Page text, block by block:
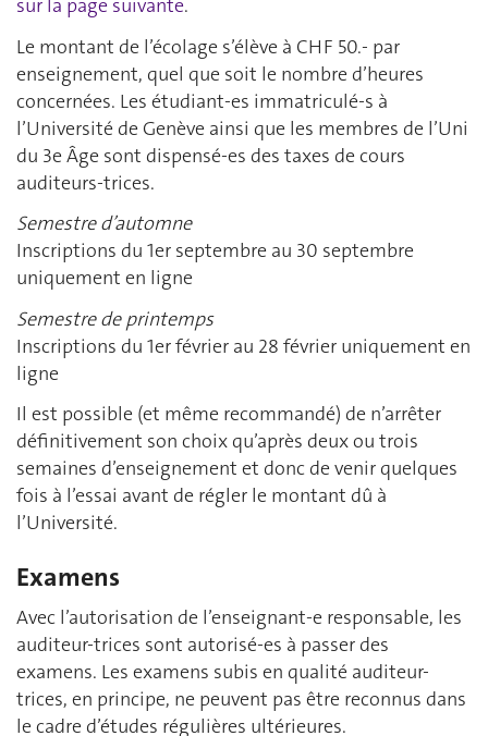
sur la page suivante.
Le montant de l’écolage s’élève à CHF 50.- par
enseignement, quel que soit le nombre d’heures
concernées. Les étudiant-es immatriculé-s à
l’Université de Genève ainsi que les membres de l’Uni
du 3e Âge sont dispensé-es des taxes de cours
auditeurs-trices.
Semestre d’automne
Inscriptions du 1er septembre au 30 septembre
uniquement en ligne
Semestre de printemps
Inscriptions du 1er février au 28 février uniquement en
ligne
Il est possible (et même recommandé) de n’arrêter
définitivement son choix qu’après deux ou trois
semaines d’enseignement et donc de venir quelques
fois à l’essai avant de régler le montant dû à
l’Université.
Examens
Avec l’autorisation de l’enseignant-e responsable, les
auditeur-trices sont autorisé-es à passer des
examens. Les examens subis en qualité auditeur-
trices, en principe, ne peuvent pas être reconnus dans
le cadre d’études régulières ultérieures.